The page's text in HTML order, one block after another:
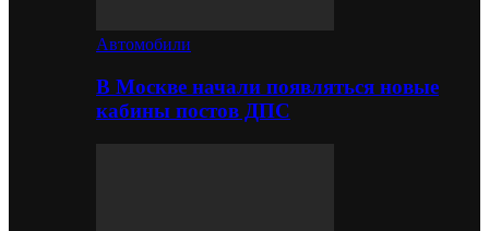
Автомобили
В Москве начали появляться новые
кабины постов ДПС